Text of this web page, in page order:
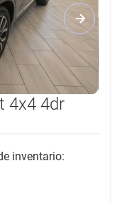
4x4 4dr
inventario: